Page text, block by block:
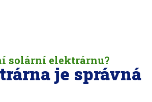
solární elektrárnu?
je správná